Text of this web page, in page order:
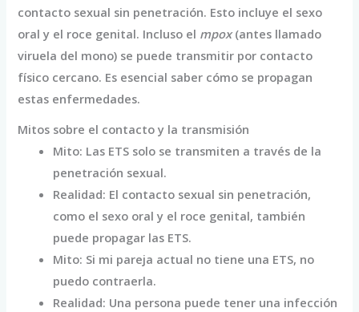
contacto sexual sin penetración. Esto incluye el sexo
oral y el roce genital. Incluso el mpox(antes llamado
viruela del mono) se puede transmitir por contacto
físico cercano. Es esencial saber cómo se propagan
estas enfermedades.
Mitos sobre el contacto y la transmisión
Mito: Las ETS solo se transmiten a través de la
penetración sexual.
Realidad: El contacto sexual sin penetración,
como el sexo oral y el roce genital, también
puede propagar las ETS.
Mito: Si mi pareja actual no tiene una ETS, no
puedo contraerla.
Realidad: Una persona puede tener una infección